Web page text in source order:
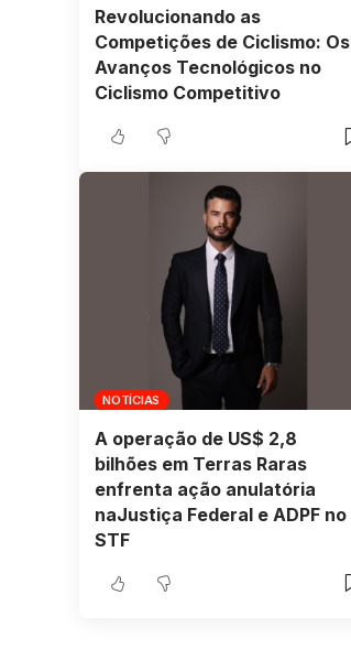
Revolucionando as
Competições de Ciclismo: Os
Avanços Tecnológicos no
Ciclismo Competitivo
NOTÍCIAS
A operação de US$ 2,8
bilhões em Terras Raras
enfrenta ação anulatória
naJustiça Federal e ADPF no
STF